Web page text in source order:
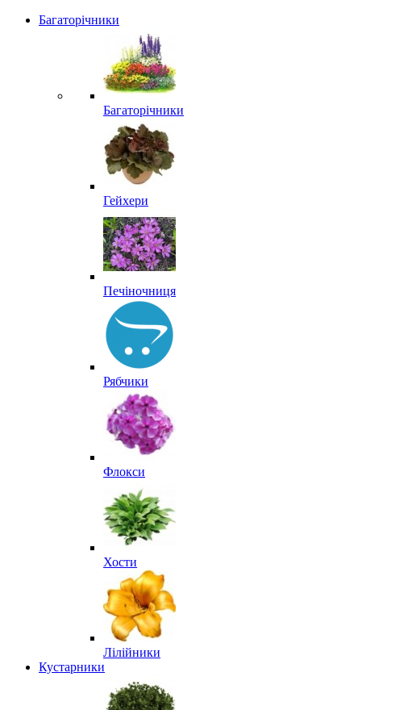
Багаторічники
Багаторічники
Гейхери
Печіночниця
Рябчики
Флокси
Хости
Лілійники
Кустарники